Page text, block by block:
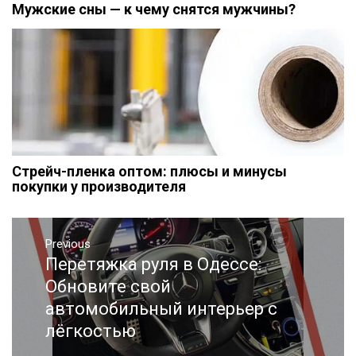
Мужские сны — к чему снятся мужчины?
Стрейч-пленка оптом: плюсы и минусы
покупки у производителя
Навигация
записям
Previous
Previous
post:
Перетяжка руля в Одессе:
Обновите свой
автомобильный интерьер с
лёгкостью